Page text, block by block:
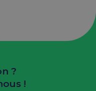
?
!